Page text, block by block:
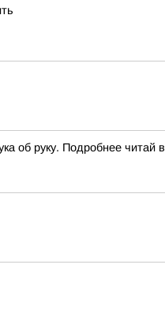
об руку. Подробнее читай в